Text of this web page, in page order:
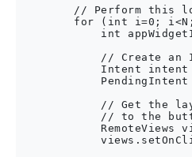
// Perform this
for (int i=0;
int
// Create an
Intent
// Get the
// to the
RemoteViews